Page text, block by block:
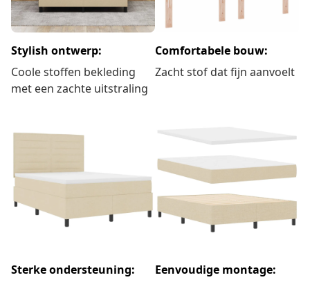
Stylish ontwerp:
Coole stoffen bekleding
met een zachte uitstraling
Comfortabele bouw:
Zacht stof dat fijn aanvoelt
Sterke ondersteuning:
Eenvoudige montage: